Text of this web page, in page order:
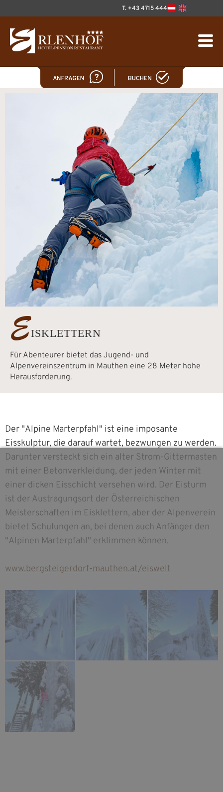
T. +43 4715 444
EISKLETTERN
Für Abenteurer bietet das Jugend- und
Alpenvereinszentrum in Mauthen eine 28 Meter hohe
Herausforderung.
Der "Alpine Marterpfahl" ist eine imposante
Eisskulptur, die darauf wartet, bezwungen zu werden.
Darunter versteckt sich ein alter Strom-Gittermasten
mit einer Betonverkleidung, der jeden Winter mit
einer dicken Eisschicht versehen wird. Der Eisturm
ist der Austragungsort der Österreichischen
Meisterschaften im Eisklettern, aber der Alpenverein
bietet Schulungen an, bei denen auch Anfänger den
"Alpinen Marterpfahl" erklimmen können.
www.bergsteigerdorf-mauthen.at/eiswelt